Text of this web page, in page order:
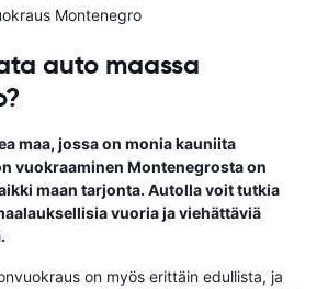
Montenegro
auto maassa
maa, jossa on monia kauniita
vuokraaminen Montenegrosta on
maan tarjonta. Autolla voit tutkia
vuoria ja viehättäviä
on myös erittäin edullista, ja